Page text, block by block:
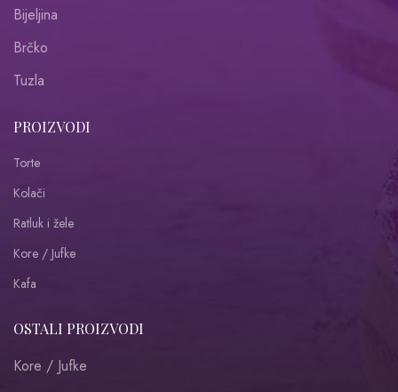
Bijeljina
Brčko
Tuzla
PROIZVODI
Torte
Kolači
Ratluk i žele
Kore / Jufke
Kafa
OSTALI PROIZVODI
Kore / Jufke